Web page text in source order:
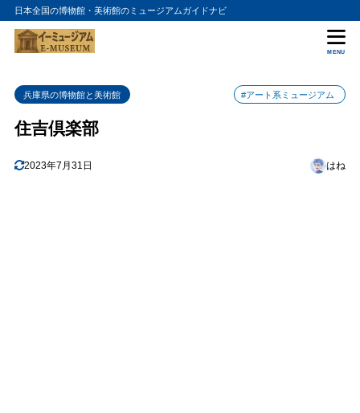
日本全国の博物館・美術館のミュージアムガイドナビ
MENU
兵庫県の博物館と美術館 #アート系ミュージアム
住吉倶楽部
2023年7月31日 はね
目次
1 住吉倶楽部の特徴
1.2 2. ユニークな客室
1.3 3. ホスピタリティ